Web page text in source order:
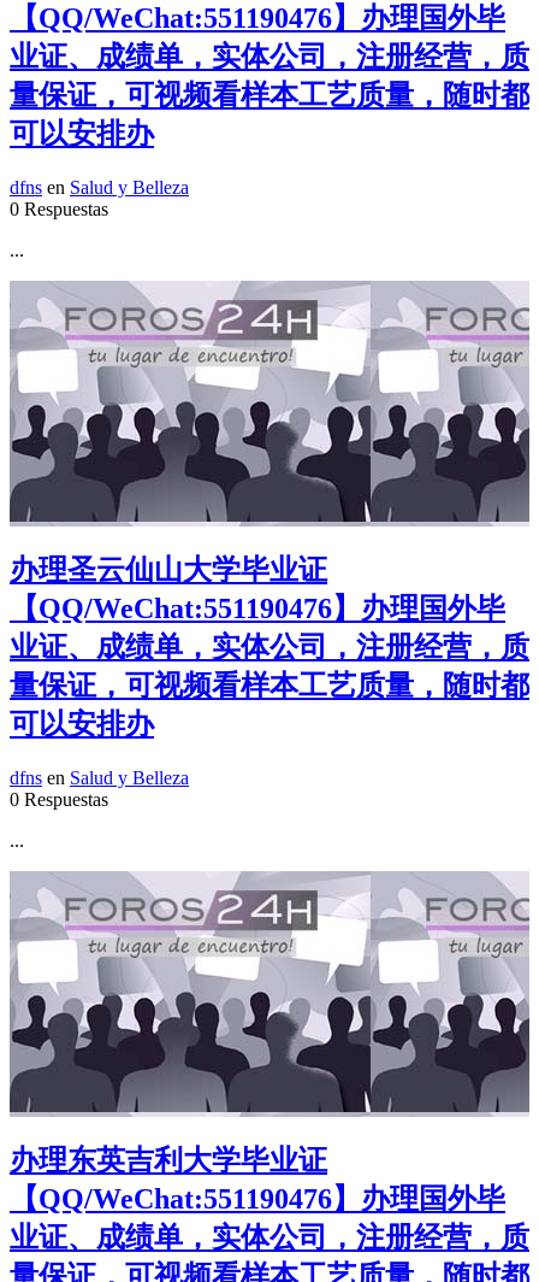
【QQ/WeChat:551190476】办理国外毕
业证、成绩单，实体公司，注册经营，质
量保证，可视频看样本工艺质量，随时都
可以安排办
dfns en Salud y Belleza
0 Respuestas
...
办理圣云仙山大学毕业证
【QQ/WeChat:551190476】办理国外毕
业证、成绩单，实体公司，注册经营，质
量保证，可视频看样本工艺质量，随时都
可以安排办
dfns en Salud y Belleza
0 Respuestas
...
办理东英吉利大学毕业证
【QQ/WeChat:551190476】办理国外毕
业证、成绩单，实体公司，注册经营，质
量保证，可视频看样本工艺质量，随时都